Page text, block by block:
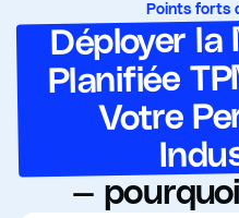
Points forts
Déployer
Planifiée
Votre
—